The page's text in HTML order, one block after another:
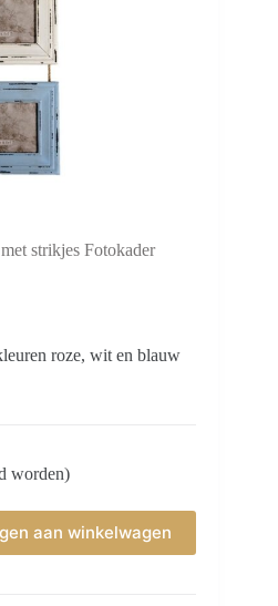
strikjes Fotokader
roze, wit en blauw
worden)
aan winkelwagen